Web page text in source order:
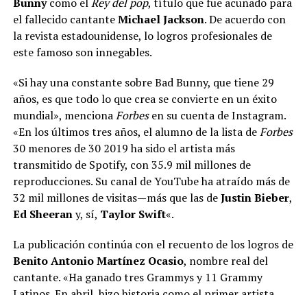
el fallecido cantanteMichael Jackson. De acuerdo con
la revista estadounidense, lo logros profesionales de
este famoso son innegables.
«Si hay una constante sobre Bad Bunny, que tiene 29
años, es que todo lo que crea se convierte en un éxito
mundial», mencionaForbesen su cuenta de Instagram.
«En los últimos tres años, el alumno de la lista deForbes
30 menores de 30 2019 ha sido el artista más
transmitido de Spotify, con 35.9 mil millones de
reproducciones. Su canal de YouTube ha atraído más de
32 mil millones de visitas—más que las deJustin Bieber,
Ed Sheerany, sí, Taylor Swift«.
La publicación continúa con el recuento de los logros de
Benito Antonio Martínez Ocasio, nombre real del
cantante. «Ha ganado tres Grammys y 11 Grammy